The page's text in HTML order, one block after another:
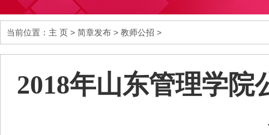
当前位置： 主 页 > 简章发布 > 教师公招 >
2018年山东管理学院